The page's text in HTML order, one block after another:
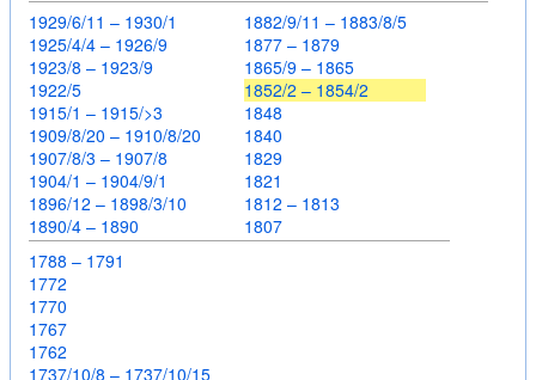
1929/6/11 – 1930/1
1925/4/4 – 1926/9
1923/8 – 1923/9
1922/5
1915/1 – 1915/>3
1909/8/20 – 1910/8/20
1907/8/3 – 1907/8
1904/1 – 1904/9/1
1896/12 – 1898/3/10
1890/4 – 1890
1882/9/11 – 1883/8/5
1877 – 1879
1865/9 – 1865
1852/2 – 1854/2
1848
1840
1829
1821
1812 – 1813
1807
1788 – 1791
1772
1770
1767
1762
1737/10/8 – 1737/10/15